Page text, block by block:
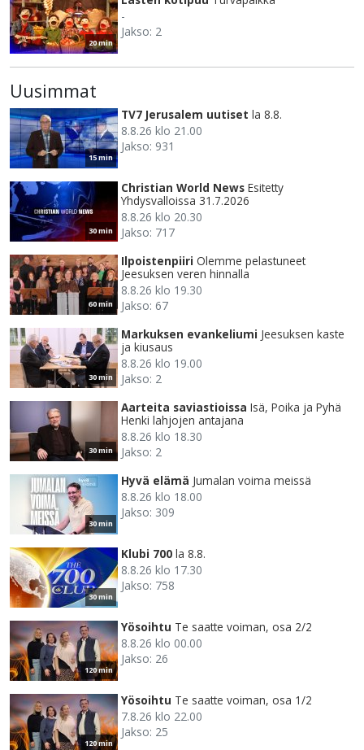
20 min
-
Jakso: 2
Uusimmat
15 min
TV7 Jerusalem uutiset la 8.8.
8.8.26 klo 21.00
Jakso: 931
30 min
Christian World News Esitetty
Yhdysvalloissa 31.7.2026
8.8.26 klo 20.30
Jakso: 717
60 min
Ilpoistenpiiri Olemme pelastuneet
Jeesuksen veren hinnalla
8.8.26 klo 19.30
Jakso: 67
30 min
Markuksen evankeliumi Jeesuksen kaste
ja kiusaus
8.8.26 klo 19.00
Jakso: 2
30 min
Aarteita saviastioissa Isä, Poika ja Pyhä
Henki lahjojen antajana
8.8.26 klo 18.30
Jakso: 2
30 min
Hyvä elämä Jumalan voima meissä
8.8.26 klo 18.00
Jakso: 309
30 min
Klubi 700 la 8.8.
8.8.26 klo 17.30
Jakso: 758
120 min
Yösoihtu Te saatte voiman, osa 2/2
8.8.26 klo 00.00
Jakso: 26
120 min
Yösoihtu Te saatte voiman, osa 1/2
7.8.26 klo 22.00
Jakso: 25